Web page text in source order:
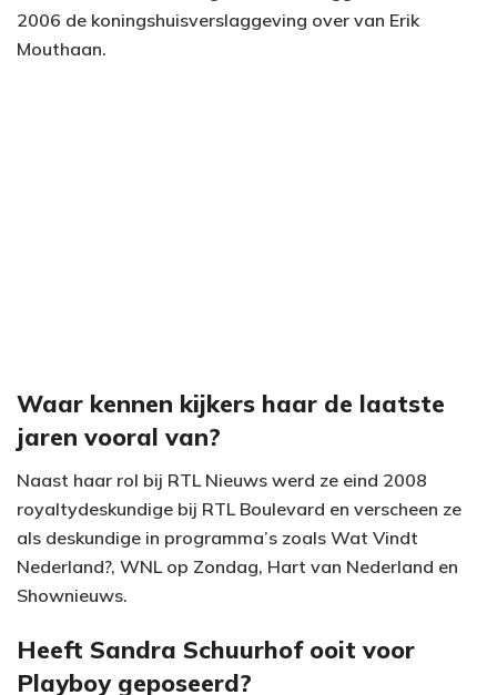
2006 de koningshuisverslaggeving over van Erik
Mouthaan.
Waar kennen kijkers haar de laatste
jaren vooral van?
Naast haar rol bij RTL Nieuws werd ze eind 2008
royaltydeskundige bij RTL Boulevard en verscheen ze
als deskundige in programma’s zoals Wat Vindt
Nederland?, WNL op Zondag, Hart van Nederland en
Shownieuws.
Heeft Sandra Schuurhof ooit voor
Playboy geposeerd?